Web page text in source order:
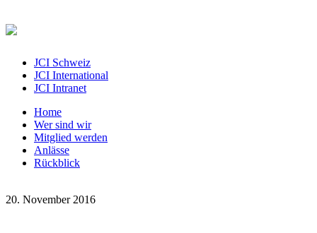
JCI Schweiz
JCI International
JCI Intranet
Home
Wer sind wir
Mitglied werden
Anlässe
Rückblick
20. November 2016